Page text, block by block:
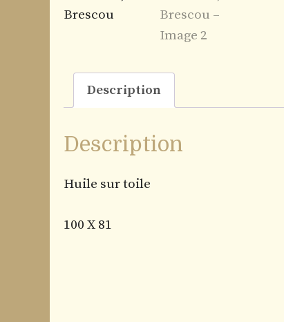
Description
Description
Huile sur toile
100 X 81